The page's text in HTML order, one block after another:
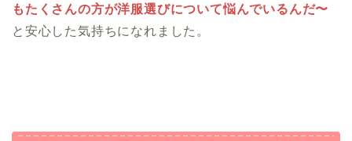
もたくさんの方が洋服選びについて悩んでいるんだ〜
と安心した気持ちになれました。